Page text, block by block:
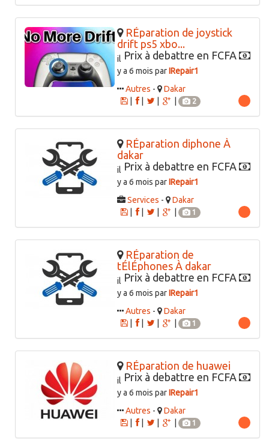
RÉparation de joystick
drift ps5 xbo...
Prix à debattre en FCFA
il
y a 6 mois parIRepair1
Autres -
Dakar
|
2
RÉparation diphone À
dakar
Prix à debattre en FCFA
il
y a 6 mois parIRepair1
Services -
Dakar
|
1
RÉparation de
tÉlÉphones À dakar
Prix à debattre en FCFA
il
y a 6 mois parIRepair1
Autres -
Dakar
|
1
RÉparation de huawei
Prix à debattre en FCFA
il
y a 6 mois parIRepair1
Autres -
Dakar
|
1